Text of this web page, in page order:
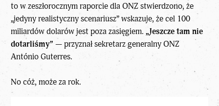
to w zeszłorocznym raporcie dla ONZ stwierdzono, że
„jedyny realistyczny scenariusz” wskazuje, że cel 100
miliardów dolarów jest poza zasięgiem.„Jeszcze tam nie
dotarliśmy” — przyznał sekretarz generalny ONZ
António Guterres.
No cóż, może za rok.